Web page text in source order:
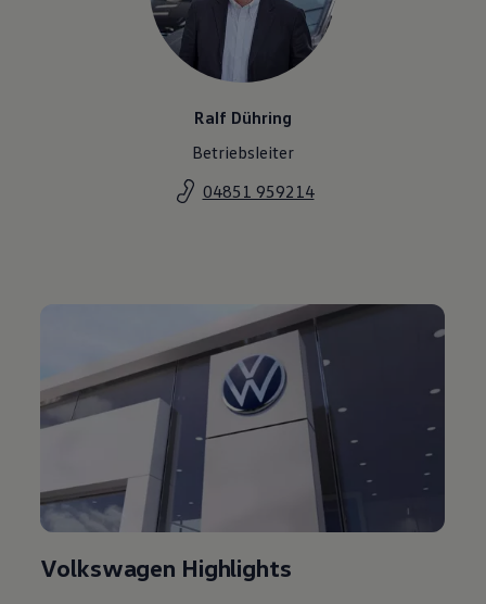
Ralf Dühring
Betriebsleiter
04851 959214
Volkswagen Highlights